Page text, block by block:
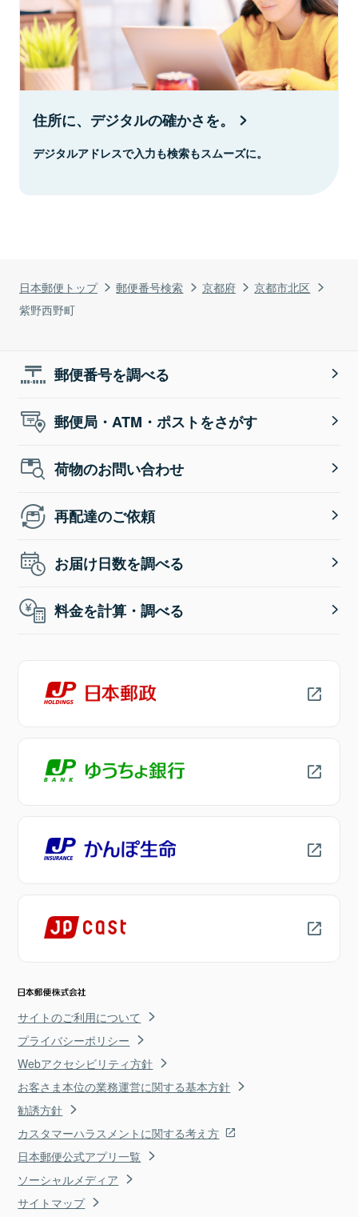
日本郵便トップ 郵便番号検索 京都府
京都市北区
紫野西野町
住所に、デジタルの確かさを。
デジタルアドレスで入力も検索もスムーズに。
郵便番号を調べる
郵便局・ATM・ポストをさがす
荷物のお問い合わせ
再配達のご依頼
お届け日数を調べる
料金を計算・調べる
サイトのご利用について
プライバシーポリシー
Webアクセシビリティ方針
お客さま本位の業務運営に関する基本方針
勧誘方針
カスタマーハラスメントに関する考え方
日本郵便公式アプリ一覧
ソーシャルメディア
サイトマップ